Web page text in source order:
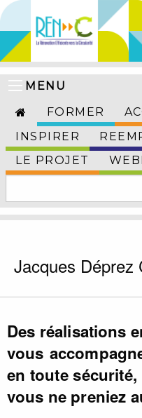
MENU
FORMER
INSPIRER
LE PROJET
Jacques Déprez
Des réalisations
vous
en toute
vous ne preniez